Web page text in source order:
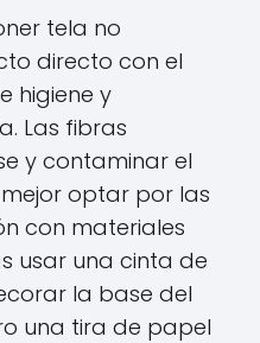
tela no
directo con el
higiene y
Las fibras
y contaminar el
optar por las
con materiales
usar una cinta de
la base del
una tira de papel